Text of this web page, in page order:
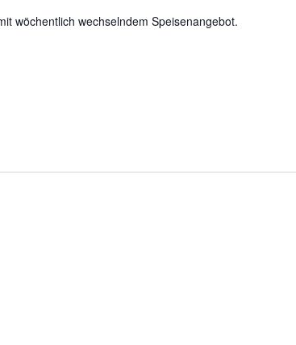
wöchentlich wechselndem Speisenangebot.